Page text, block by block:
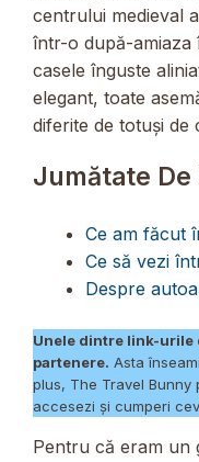
centrului medieval
într-o după-amiaza
casele înguste
elegant, toate
diferite de totuși de
Jumătate De
Ce am făcut
Ce să vezi
Despre
Unele dintre link-urile
partenere. Asta
plus, The Travel Bunny
accesezi și cumperi
Pentru că eram un